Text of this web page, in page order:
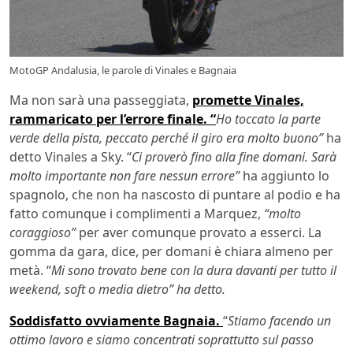
MotoGP Andalusia, le parole di Vinales e Bagnaia
Ma non sarà una passeggiata, promette Vinales,
rammaricato per l’errore finale. “Ho toccato la parte
verde della pista, peccato perché il giro era molto buono”ha
detto Vinales a Sky. “Ci proverò fino alla fine domani. Sarà
molto importante non fare nessun errore”ha aggiunto lo
spagnolo, che non ha nascosto di puntare al podio e ha
fatto comunque i complimenti a Marquez, “molto
coraggioso”per aver comunque provato a esserci. La
gomma da gara, dice, per domani è chiara almeno per
metà. “Mi sono trovato bene con la dura davanti per tutto il
weekend, soft o media dietro” ha detto.
Soddisfatto ovviamente Bagnaia. “Stiamo facendo un
ottimo lavoro e siamo concentrati soprattutto sul passo